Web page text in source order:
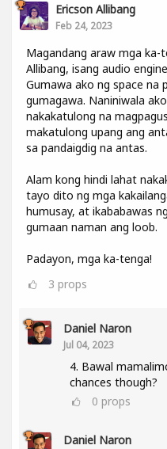
Ericson Allibang
Feb 24, 2023
Magandang araw mga ka-
Allibang, isang audio
Gumawa ako ng space na
gumagawa. Naniniwala
nakakatulong na
makatulong upang ang
sa pandaigdig na antas.
Alam kong hindi lahat
tayo dito ng mga
humusay, at ikababawas
gumaan naman ang loob.
Padayon, mga ka-tenga!
3 props
Daniel Naron
Jul 04, 2023
4. Bawal
chances though?
0 props
Daniel Naron